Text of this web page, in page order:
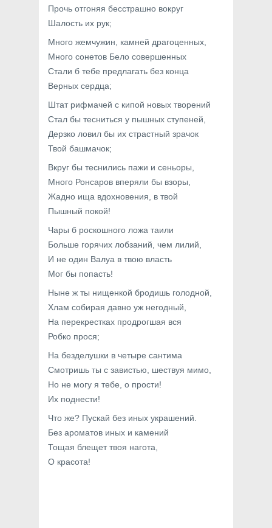
Прочь отгоняя бесстрашно вокруг
Шалость их рук;
Много жемчужин, камней драгоценных,
Много сонетов Бело совершенных
Стали б тебе предлагать без конца
Верных сердца;
Штат рифмачей с кипой новых творений
Стал бы тесниться у пышных ступеней,
Дерзко ловил бы их страстный зрачок
Твой башмачок;
Вкруг бы теснились пажи и сеньоры,
Много Ронсаров вперяли бы взоры,
Жадно ища вдохновения, в твой
Пышный покой!
Чары б роскошного ложа таили
Больше горячих лобзаний, чем лилий,
И не один Валуа в твою власть
Мог бы попасть!
Ныне ж ты нищенкой бродишь голодной,
Хлам собирая давно уж негодный,
На перекрестках продрогшая вся
Робко прося;
На безделушки в четыре сантима
Смотришь ты с завистью, шествуя мимо,
Но не могу я тебе, о прости!
Их поднести!
Что же? Пускай без иных украшений.
Без ароматов иных и камений
Тощая блещет твоя нагота,
О красота!